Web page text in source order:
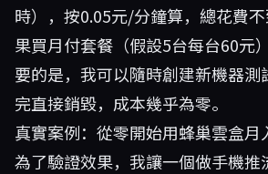
時），按0.05元/分鐘算，總花費
果買月付套餐（假設5台每台60元
要的是，我可以隨時創建新機器測
完直接銷毀，成本幾乎為零。
真實案例：從零開始用蜂巢雲盒月
為了驗證效果，我讓一個做手機推